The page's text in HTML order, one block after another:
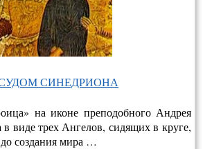
СИНЕДРИОНА
на иконе преподобного Андрея
в виде трех Ангелов, сидящих в круге,
создания мира …